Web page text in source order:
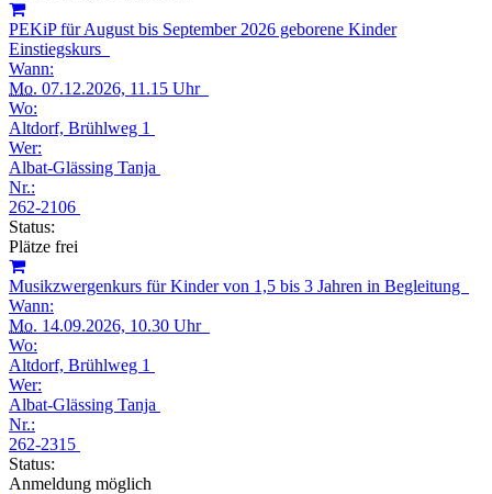
PEKiP für August bis September 2026 geborene Kinder
Einstiegskurs
Wann:
Mo. 07.12.2026, 11.15 Uhr
Wo:
Altdorf, Brühlweg 1
Wer:
Albat-Glässing Tanja
Nr.:
262-2106
Status:
Plätze frei
Musikzwergenkurs für Kinder von 1,5 bis 3 Jahren in Begleitung
Wann:
Mo. 14.09.2026, 10.30 Uhr
Wo:
Altdorf, Brühlweg 1
Wer:
Albat-Glässing Tanja
Nr.:
262-2315
Status:
Anmeldung möglich